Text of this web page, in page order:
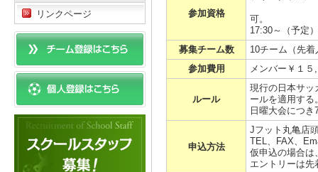
参加資格
可
17:30～（予定
募集チーム数
10チーム（先
参加費用
メンバー￥１
ルール
現行の日本サッ
ールを適用する
日曜大会につ
申込方法
Jフット丸亀店
TEL、FAX、
仮申込の場合は
エントリーは
リンクページ